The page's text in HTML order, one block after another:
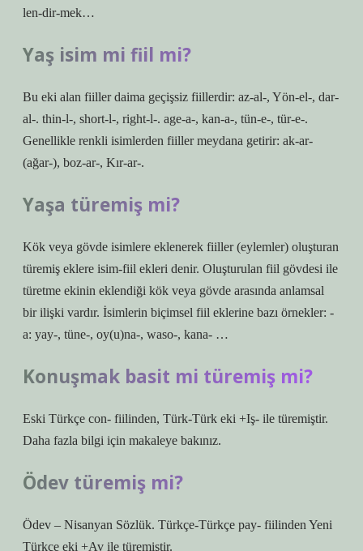
len-dir-mek…
Yaş isim mi fiil mi?
Bu eki alan fiiller daima geçişsiz fiillerdir: az-al-, Yön-el-, dar-
al-. thin-l-, short-l-, right-l-. age-a-, kan-a-, tün-e-, tür-e-.
Genellikle renkli isimlerden fiiller meydana getirir: ak-ar-
(ağar-), boz-ar-, Kır-ar-.
Yaşa türemiş mi?
Kök veya gövde isimlere eklenerek fiiller (eylemler) oluşturan
türemiş eklere isim-fiil ekleri denir. Oluşturulan fiil gövdesi ile
türetme ekinin eklendiği kök veya gövde arasında anlamsal
bir ilişki vardır. İsimlerin biçimsel fiil eklerine bazı örnekler: -
a: yay-, tüne-, oy(u)na-, waso-, kana- …
Konuşmak basit mi türemiş mi?
Eski Türkçe con- fiilinden, Türk-Türk eki +Iş- ile türemiştir.
Daha fazla bilgi için makaleye bakınız.
Ödev türemiş mi?
Ödev – Nisanyan Sözlük. Türkçe-Türkçe pay- fiilinden Yeni
Türkçe eki +Av ile türemiştir.